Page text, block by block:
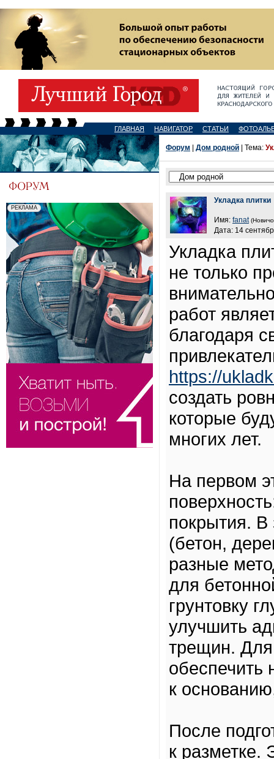
ГЛАВНАЯ НАВИГАТОР СТАТЬИ
Форум Дом родной | Тема:
Укладка плитки
Имя: fanat
Дата: 14
Укладка
не только
работ
благодаря
https://
создать
которые
многих лет.
На первом
покрытия. В
(бетон,
разные
для
грунтовку
улучшить
трещин.
обеспечить
к
После
к разметке.